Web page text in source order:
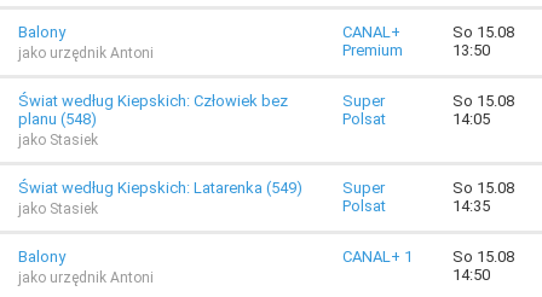
Balony
jako urzędnik Antoni
CANAL+
Premium
So 15.08
13:50
Świat według Kiepskich: Człowiek bez
planu (548)
jako Stasiek
Super
Polsat
So 15.08
14:05
Świat według Kiepskich: Latarenka (549)
jako Stasiek
Super
Polsat
So 15.08
14:35
Balony
jako urzędnik Antoni
CANAL+ 1
So 15.08
14:50